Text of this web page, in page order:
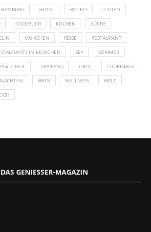
HAMBURG HOTEL HOTELS ITALIEN
KOCHBUCH KOCHEN KÜCHE
MÜNCHEN REISE RESTAURANT
IN MÜNCHEN SEX SOMMER
THAILAND TIROL TOURISMUS
WEIN WELLNESS WELT
GENIESSER-MAGAZIN